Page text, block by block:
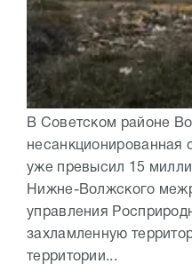
В Советском районе
несанкционированная
уже превысил 15
Нижне-Волжского
управления
захламленную
территории...